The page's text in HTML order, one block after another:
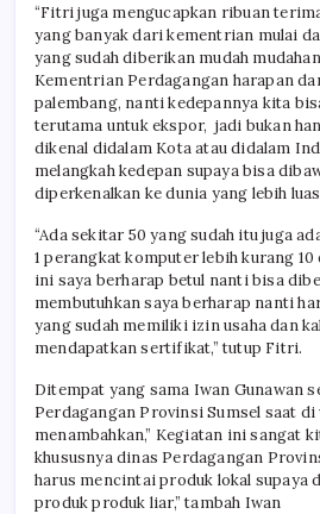
“Fitri juga mengucapkan ribuan
yang banyak dari kementrian mulai
yang sudah diberikan mudah
Kementrian Perdagangan harapan
palembang, nanti kedepannya kita
terutama untuk ekspor, jadi bukan
dikenal didalam Kota atau didalam
melangkah kedepan supaya bisa
diperkenalkan ke dunia yang lebih
“Ada sekitar 50 yang sudah itu juga
1 perangkat komputer lebih kurang
ini saya berharap betul nanti bisa
membutuhkan saya berharap nanti
yang sudah memiliki izin usaha dan
mendapatkan sertifikat,” tutup Fitri.
Ditempat yang sama Iwan Gunawan
Perdagangan Provinsi Sumsel saat
menambahkan,” Kegiatan ini sangat
khususnya dinas Perdagangan
harus mencintai produk lokal supaya
produk produk liar,” tambah Iwan